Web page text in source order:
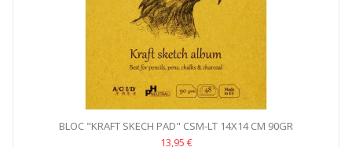
BLOC "KRAFT SKECH PAD" CSM-LT 14X14 CM 90GR
13,95 €